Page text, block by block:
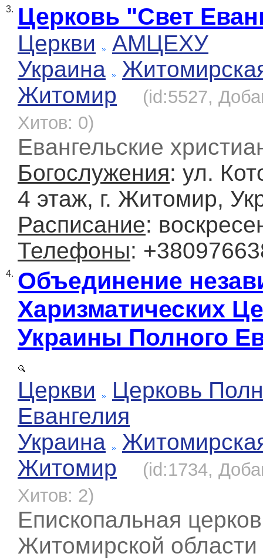
3. Церковь "Свет
Церкви
АМЦЕХУ
Украина
Житомир
(id:5527,
Хитов: 0)
Евангельские
Богослужения: ул.
4 этаж, г. Житомир,
Расписание:
Телефоны:
4. Объединение
Харизматических
Украины Полного
Церкви
Церковь
Евангелия
Украина
Житомир
(id:1734,
Хитов: 2)
Епископальная
Житомирской области